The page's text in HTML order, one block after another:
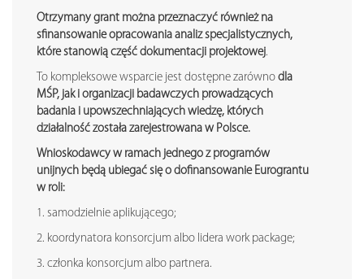
Otrzymany grant można przeznaczyć równieżna
sfinansowanie opracowania analiz specjalistycznych,
które stanowią część dokumentacji projektowej.
To kompleksowe wsparcie jest dostępne zarówno dla
MŚP, jak i organizacji badawczych prowadzących
badania i upowszechniających wiedzę, których
działalność została zarejestrowana w Polsce.
Wnioskodawcy w ramach jednego z programów
unijnych będą ubiegać się o dofinansowanie Eurograntu
w roli:
1. samodzielnie aplikującego;
2. koordynatora konsorcjum albo lidera work package;
3. członka konsorcjum albo partnera.